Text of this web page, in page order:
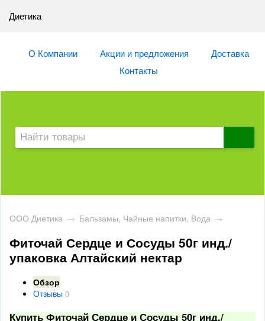
Диетика
О Компании Акции и предложения
Доставка
Контакты
ООО Диетика → Бальзамы, Чайные напитки, Вода →
Фиточай Сердце и Сосуды 50г инд./
упаковка Алтайский нектар
Обзор
Отзывы 0
Купить Фиточай Сердце и Сосуды 50г инд./